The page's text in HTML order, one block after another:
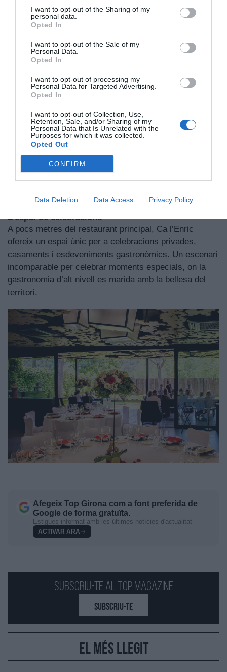
I want to opt-out of the Sharing of my
personal data.
Opted In
I want to opt-out of the Sale of my
Personal Data.
Opted In
I want to opt-out of processing my
Personal Data for Targeted Advertising.
Opted In
I want to opt-out of Collection, Use,
Retention, Sale, and/or Sharing of my
Personal Data that Is Unrelated with the
Purposes for which it was collected.
Opted Out
CONFIRM
Data Deletion Data Access Privacy Policy
Subscriu-te al Top Magazine
SUBSCRIU-TE
El més llegit
antic hostal en un referent gastronòmic. En Joan lidera
la cuina amb una mirada creativa; en Jordi s’encarrega
del celler; i l’Isabel dirigeix la sala amb sensibilitat.
L'espai de celebracions
A pocs metres del restaurant principal, Ca l’Enric
ofereix un espai únic per a celebracions privades,
casaments i esdeveniments gastronòmics. Un escenari
incomparable per celebrar moments especials, on la
gastronomia d’alt nivell es marida amb la bellesa del
territori.
Afegeix Top Girona com a font preferida de
Google de forma gratuïta.
Estigues informat amb les últimes notícies d'actualitat
ACTIVAR ARA